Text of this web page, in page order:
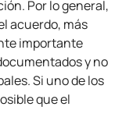
Por lo general,
acuerdo, más
importante
y no
Si uno de los
que el